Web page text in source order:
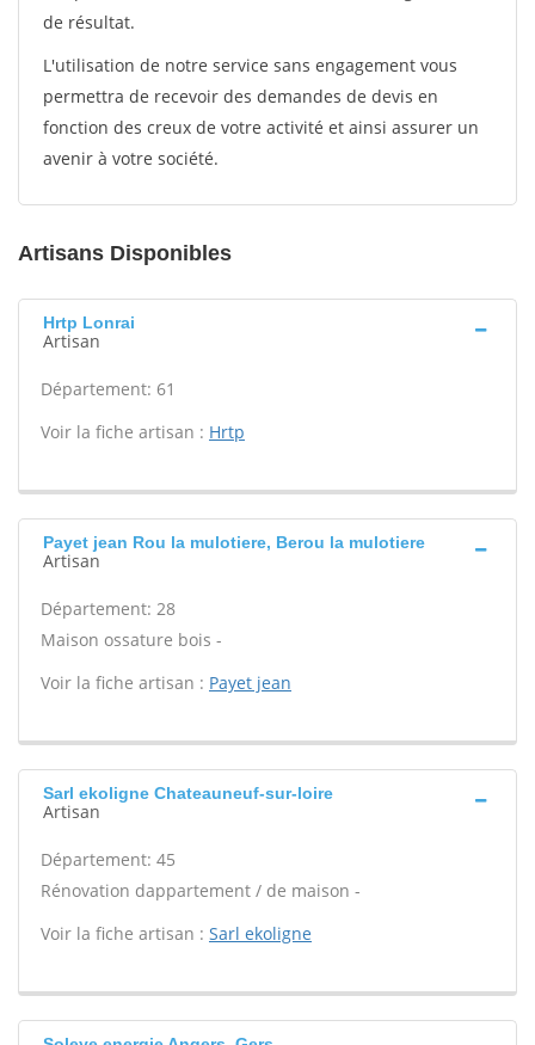
de résultat.
L'utilisation de notre service sans engagement vous
permettra de recevoir des demandes de devis en
fonction des creux de votre activité et ainsi assurer un
avenir à votre société.
Artisans Disponibles
Hrtp Lonrai
Artisan
Département: 61
Voir la fiche artisan : Hrtp
Payet jean Rou la mulotiere, Berou la mulotiere
Artisan
Département: 28
Maison ossature bois -
Voir la fiche artisan : Payet jean
Sarl ekoligne Chateauneuf-sur-loire
Artisan
Département: 45
Rénovation dappartement / de maison -
Voir la fiche artisan : Sarl ekoligne